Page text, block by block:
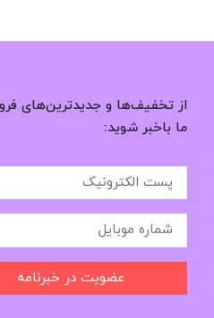
از تخفیف‌ها و جدیدترین‌های
ما باخبر شوید:
عضویت در خبرنامه